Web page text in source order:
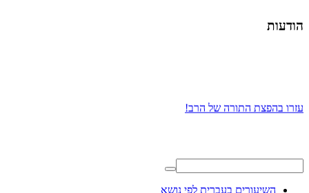
הודעות
עזרו בהפצת התורה של הרב!
השיעורים בעברית לפי נושא